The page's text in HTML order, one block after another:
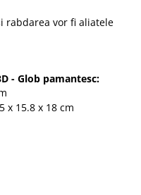
rabdarea vor fi aliatele
- Glob pamantesc:
x 15.8 x 18 cm